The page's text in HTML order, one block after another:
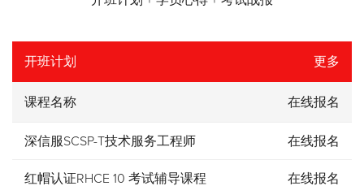
开班计划 更多
课程名称 在线报名
深信服SCSP-T技术服务工程师 在线报名
红帽认证RHCE 10 考试辅导课程 在线报名